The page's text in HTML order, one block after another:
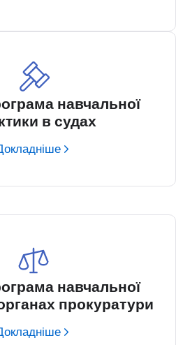
навчальної
в судах
навчальної
прокуратури